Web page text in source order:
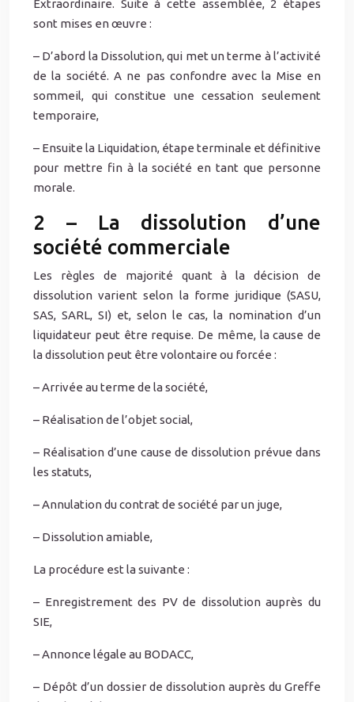
Extraordinaire. Suite à cette assemblée, 2 étapes
sont mises en œuvre :
– D’abord la Dissolution, qui met un terme à l’activité
de la société. A ne pas confondre avec la Mise en
sommeil, qui constitue une cessation seulement
temporaire,
– Ensuite la Liquidation, étape terminale et définitive
pour mettre fin à la société en tant que personne
morale.
2 – La dissolution d’une
société commerciale
Les règles de majorité quant à la décision de
dissolution varient selon la forme juridique (SASU,
SAS, SARL, SI) et, selon le cas, la nomination d’un
liquidateur peut être requise. De même, la cause de
la dissolution peut être volontaire ou forcée :
– Arrivée au terme de la société,
– Réalisation de l’objet social,
– Réalisation d’une cause de dissolution prévue dans
les statuts,
– Annulation du contrat de société par un juge,
– Dissolution amiable,
La procédure est la suivante :
– Enregistrement des PV de dissolution auprès du
SIE,
– Annonce légale au BODACC,
– Dépôt d’un dossier de dissolution auprès du Greffe